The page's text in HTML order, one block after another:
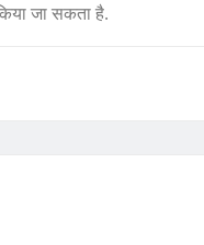
जा सकता है.